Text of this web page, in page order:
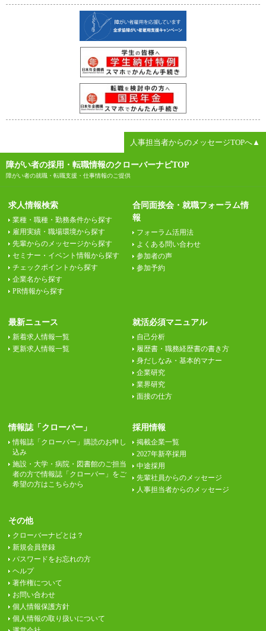
人事担当者からのメッセージTOPへ▲
障がい者の採用・転職情報のクローバーナビTOP
障がい者の就職・転職支援・仕事情報のご提供
求人情報検索
業種・職種・勤務条件から探す
雇用実績・職場環境から探す
先輩からのメッセージから探す
セミナー・イベント情報から探す
チェックポイントから探す
企業名から探す
PR情報から探す
合同面接会・就職フォーラム情
報
フォーラム活用法
よくある問い合わせ
参加者の声
参加予約
最新ニュース
新着求人情報一覧
更新求人情報一覧
就活必須マニュアル
自己分析
履歴書・職務経歴書の書き方
身だしなみ・基本的マナー
企業研究
業界研究
面接の仕方
情報誌「クローバー」
情報誌「クローバー」購読のお申し
込み
施設・大学・病院・図書館のご担当
者の方で情報誌「クローバー」をご
希望の方はこちらから
採用情報
掲載企業一覧
2027年新卒採用
中途採用
先輩社員からのメッセージ
人事担当者からのメッセージ
その他
クローバーナビとは？
新規会員登録
パスワードをお忘れの方
ヘルプ
著作権について
お問い合わせ
個人情報保護方針
個人情報の取り扱いについて